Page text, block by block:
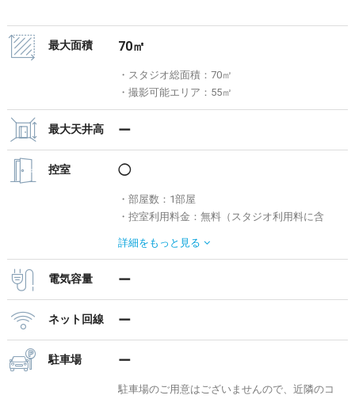
最大面積 70㎡
・スタジオ総面積：70㎡
・撮影可能エリア：55㎡
最大天井高 ー
控室 ◯
・部屋数：1部屋
・控室利用料金：無料（スタジオ利用料に含
※カーテンで仕切られたバックヤードを控室と
詳細を もっと見る
電気容量 ー
ネット回線 ー
駐車場 ー
駐車場のご用意はございませんので、近隣のコ